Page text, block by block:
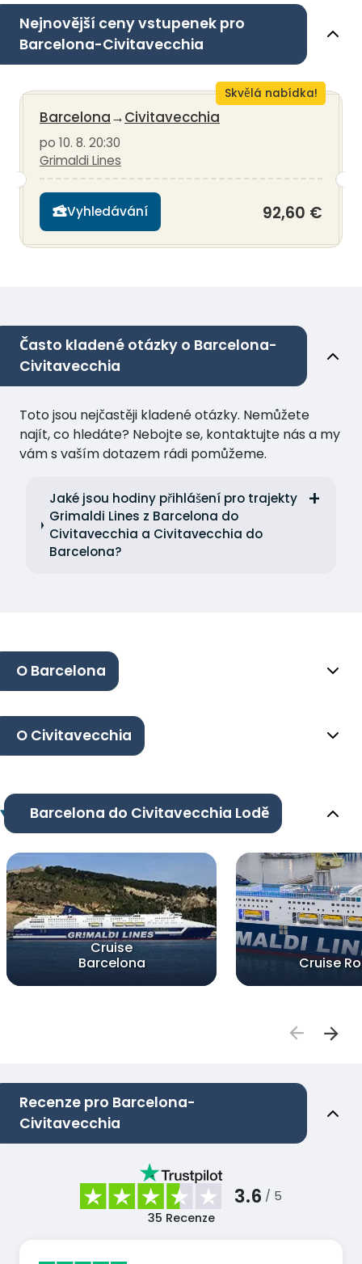
Nejnovější ceny vstupenek pro
Barcelona-Civitavecchia
Skvělá nabídka!
Barcelona→Civitavecchia
po 10. 8. 20:30
Grimaldi Lines
Vyhledávání 92,60 €
Často kladené otázky o Barcelona-
Civitavecchia
Toto jsou nejčastěji kladené otázky. Nemůžete
najít, co hledáte? Nebojte se, kontaktujte nás a my
vám s vaším dotazem rádi pomůžeme.
Jaké jsou hodiny přihlášení pro trajekty
Grimaldi Lines z Barcelona do
Civitavecchia a Civitavecchia do
Barcelona?
O Barcelona
O Civitavecchia
Barcelona do Civitavecchia Lodě
Cruise
Barcelona
Cruise
Recenze pro Barcelona-
Civitavecchia
3.6 / 5
35 Recenze